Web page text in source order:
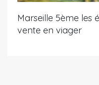
Marseille 5ème les
vente en viager